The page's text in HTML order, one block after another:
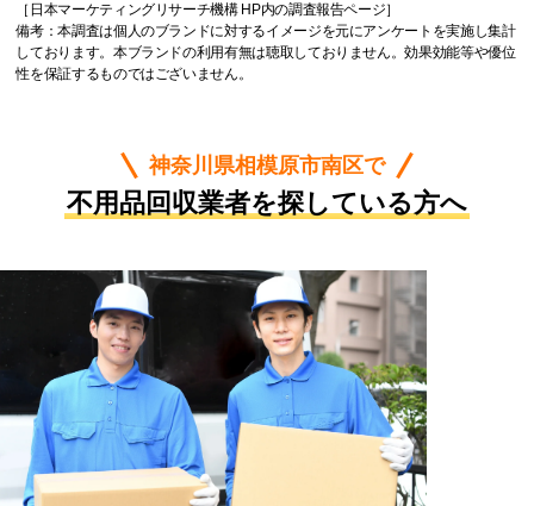
［日本マーケティングリサーチ機構 HP内の調査報告ページ］
備考：本調査は個人のブランドに対するイメージを元にアンケートを実施し集計
しております。本ブランドの利用有無は聴取しておりません。効果効能等や優位
性を保証するものではございません。
神奈川県相模原市南区で
不用品回収業者を探している方へ